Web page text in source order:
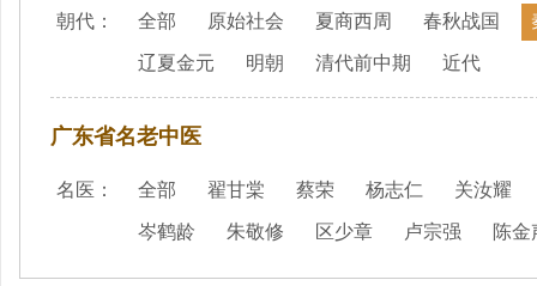
朝代： 全部 原始社会 夏商西周 春秋战国
辽夏金元 明朝 清代前中期 近代
广东省名老中医
名医： 全部 翟甘棠 蔡荣 杨志仁 关汝耀
岑鹤龄 朱敬修 区少章 卢宗强 陈金